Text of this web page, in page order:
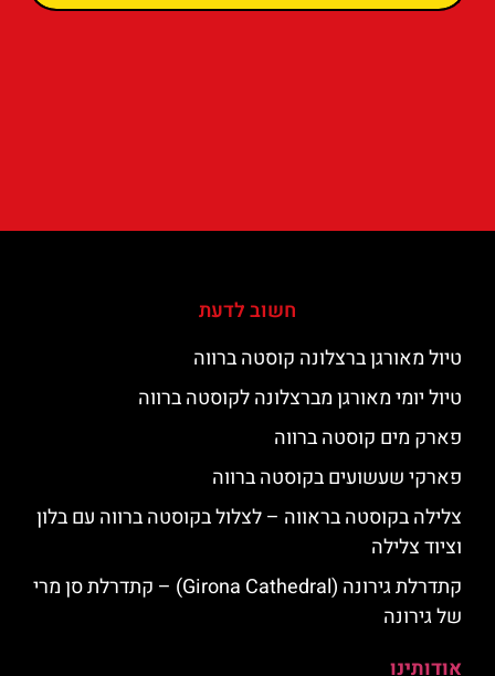
חשוב לדעת
טיול מאורגן ברצלונה קוסטה ברווה
טיול יומי מאורגן מברצלונה לקוסטה ברווה
פארק מים קוסטה ברווה
פארקי שעשועים בקוסטה ברווה
צלילה בקוסטה בראווה – לצלול בקוסטה ברווה עם בלון
וציוד צלילה
קתדרלת גירונה (Girona Cathedral) – קתדרלת סן מרי
של גירונה
אודותינו